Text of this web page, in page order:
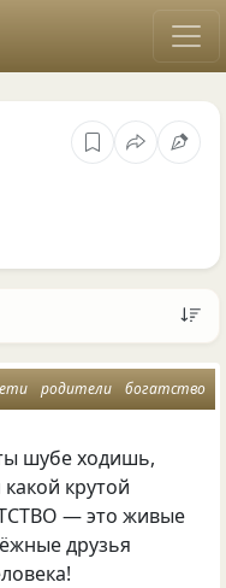
родители богатство
шубе ходишь,
крутой
— это живые
друзья